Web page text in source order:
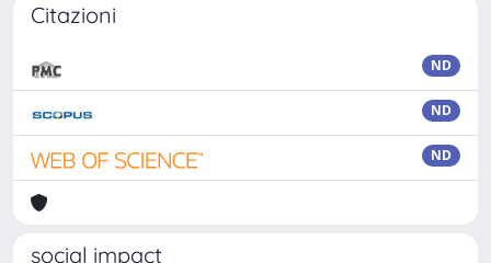
Citazioni
ND
ND
ND
social impact